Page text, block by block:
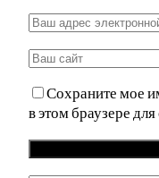
Сохраните мое
в этом браузере